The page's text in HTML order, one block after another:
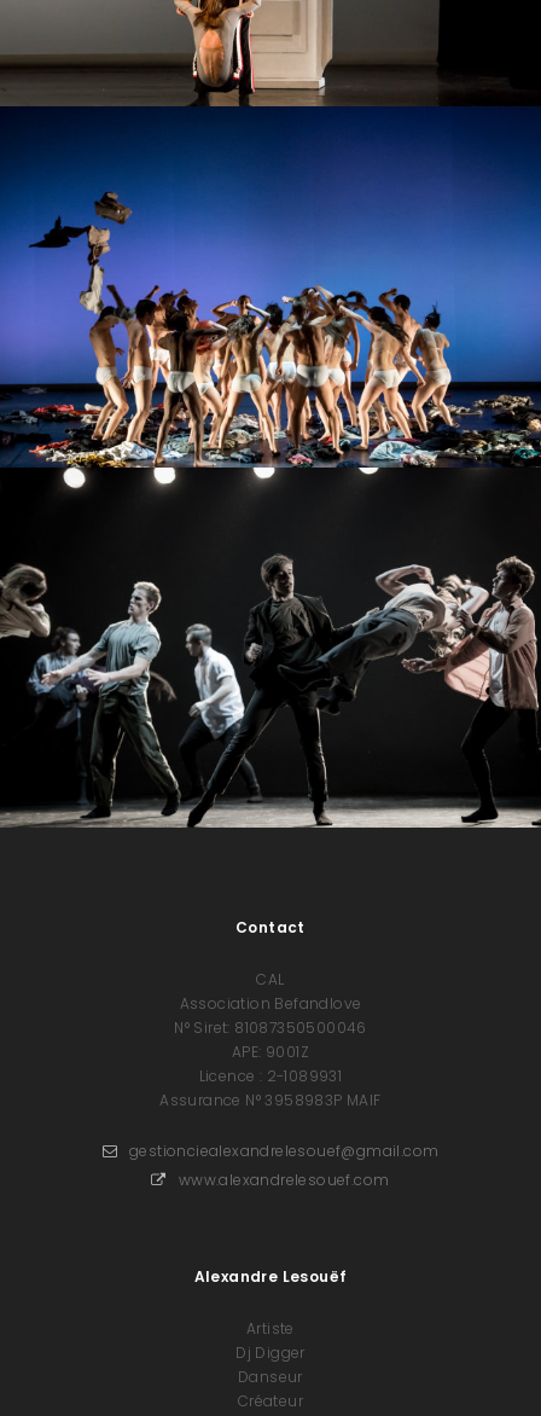
Contact
CAL
Association Befandlove
N° Siret: 81087350500046
APE: 9001Z
Licence : 2-1089931
Assurance N° 3958983P MAIF
gestionciealexandrelesouef@gmail.com
www.alexandrelesouef.com
Alexandre Lesouëf
Artiste
Dj Digger
Danseur
Créateur